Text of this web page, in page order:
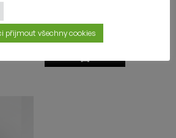
přijmout všechny cookies